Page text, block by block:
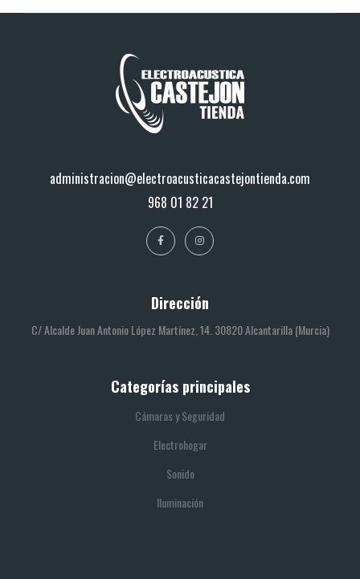
administracion@electroacusticacastejontienda.com
968 01 82 21
Dirección
C/ Alcalde Juan Antonio López Martínez, 14. 30820 Alcantarilla (Murcia)
Categorías principales
Cámaras y Seguridad
Electrohogar
Sonido
Iluminación